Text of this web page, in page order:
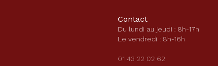
Contact
Du lundi au jeudi : 8h-17h
Le vendredi : 8h-16h
01 43 22 02 62